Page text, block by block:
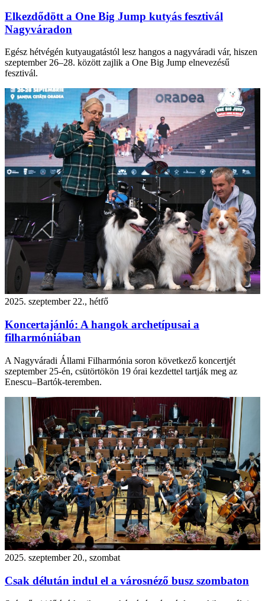
Elkezdődött a One Big Jump kutyás fesztivál
Nagyváradon
Egész hétvégén kutyaugatástól lesz hangos a nagyváradi vár, hiszen
szeptember 26–28. között zajlik a One Big Jump elnevezésű
fesztivál.
2025. szeptember 22., hétfő
Koncertajánló: A hangok archetípusai a
filharmóniában
A Nagyváradi Állami Filharmónia soron következő koncertjét
szeptember 25-én, csütörtökön 19 órai kezdettel tartják meg az
Enescu–Bartók-teremben.
2025. szeptember 20., szombat
Csak délután indul el a városnéző busz szombaton